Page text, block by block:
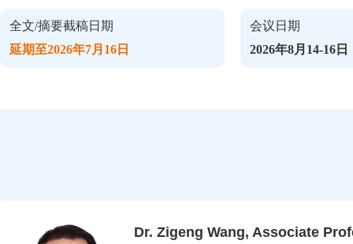
全文/摘要截稿日期
延期至2026年7月16日
会议日期
2026年8月14-16日
Dr. Zigeng Wang, Associate